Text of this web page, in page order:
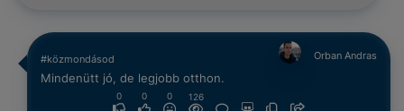
#közmondásod Orban Andras
Mindenütt jó, de legjobb otthon.
0 0 0 126